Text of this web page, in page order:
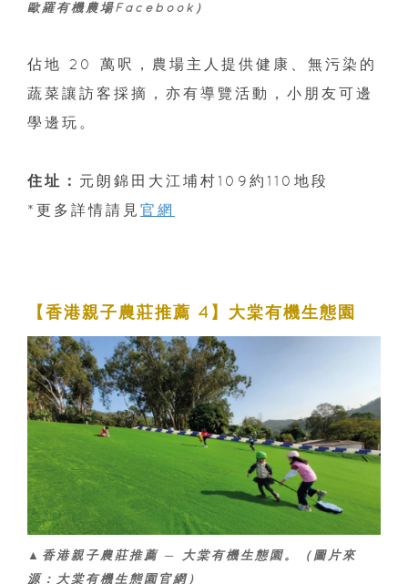
歐羅有機農場Facebook）
佔地 20 萬呎，農場主人提供健康、無污染的
蔬菜讓訪客採摘，亦有導覽活動，小朋友可邊
學邊玩。
住址： 元朗錦田大江埔村109約110地段
*更多詳情請見 官網
【香港親子農莊推薦 4】大棠有機生態園
▲香港親子農莊推薦 ─ 大棠有機生態園。（圖片來
源：大棠有機生態園官網）